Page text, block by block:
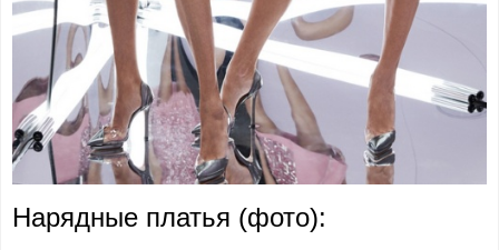
Нарядные платья (фото):